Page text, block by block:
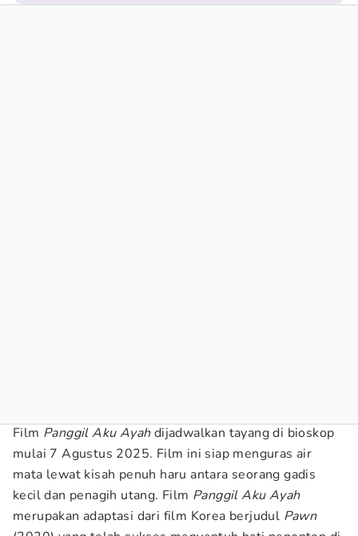
Film Panggil Aku Ayahdijadwalkan tayang di bioskop
mulai 7 Agustus 2025. Film ini siap menguras air
mata lewat kisah penuh haru antara seorang gadis
kecil dan penagih utang. Film Panggil Aku Ayah
merupakan adaptasi dari film Korea berjudul Pawn